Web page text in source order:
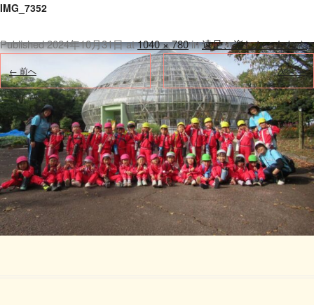
IMG_7352
Published2024年10月31日at1040 × 780in遠足、楽しかったね☆.
← 前へ 次へ →